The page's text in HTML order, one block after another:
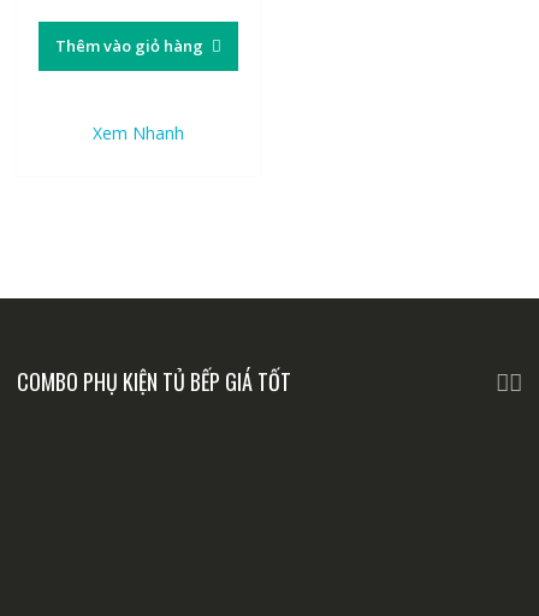
Thêm vào giỏ hàng
Xem Nhanh
COMBO PHỤ KIỆN TỦ BẾP GIÁ TỐT